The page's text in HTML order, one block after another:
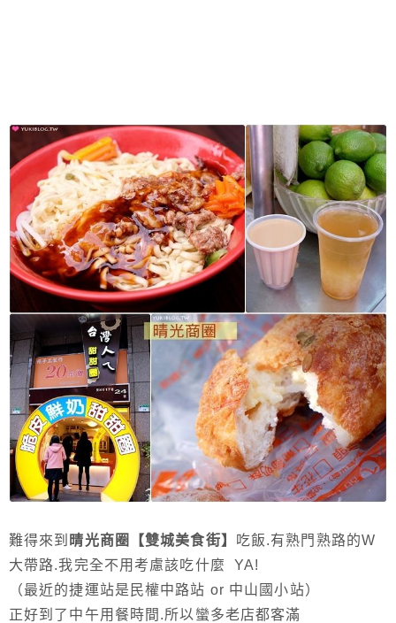
難得來到 晴光商圈【雙城美食街】
吃飯.有熟門熟路的W
大帶路.我完全不用考慮該吃什麼 YA!
（最近的捷運站是民權中路站 or 中山國小站）
正好到了中午用餐時間.所以蠻多老店都客滿